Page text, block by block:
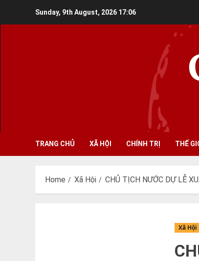
Sunday, 9th August, 2026 17:06
TRANG CHỦ XÃ HỘI CHÍNH TRỊ THẾ
Home Xã Hội CHỦ TỊCH NƯỚC DỰ LỄ
Xã Hội